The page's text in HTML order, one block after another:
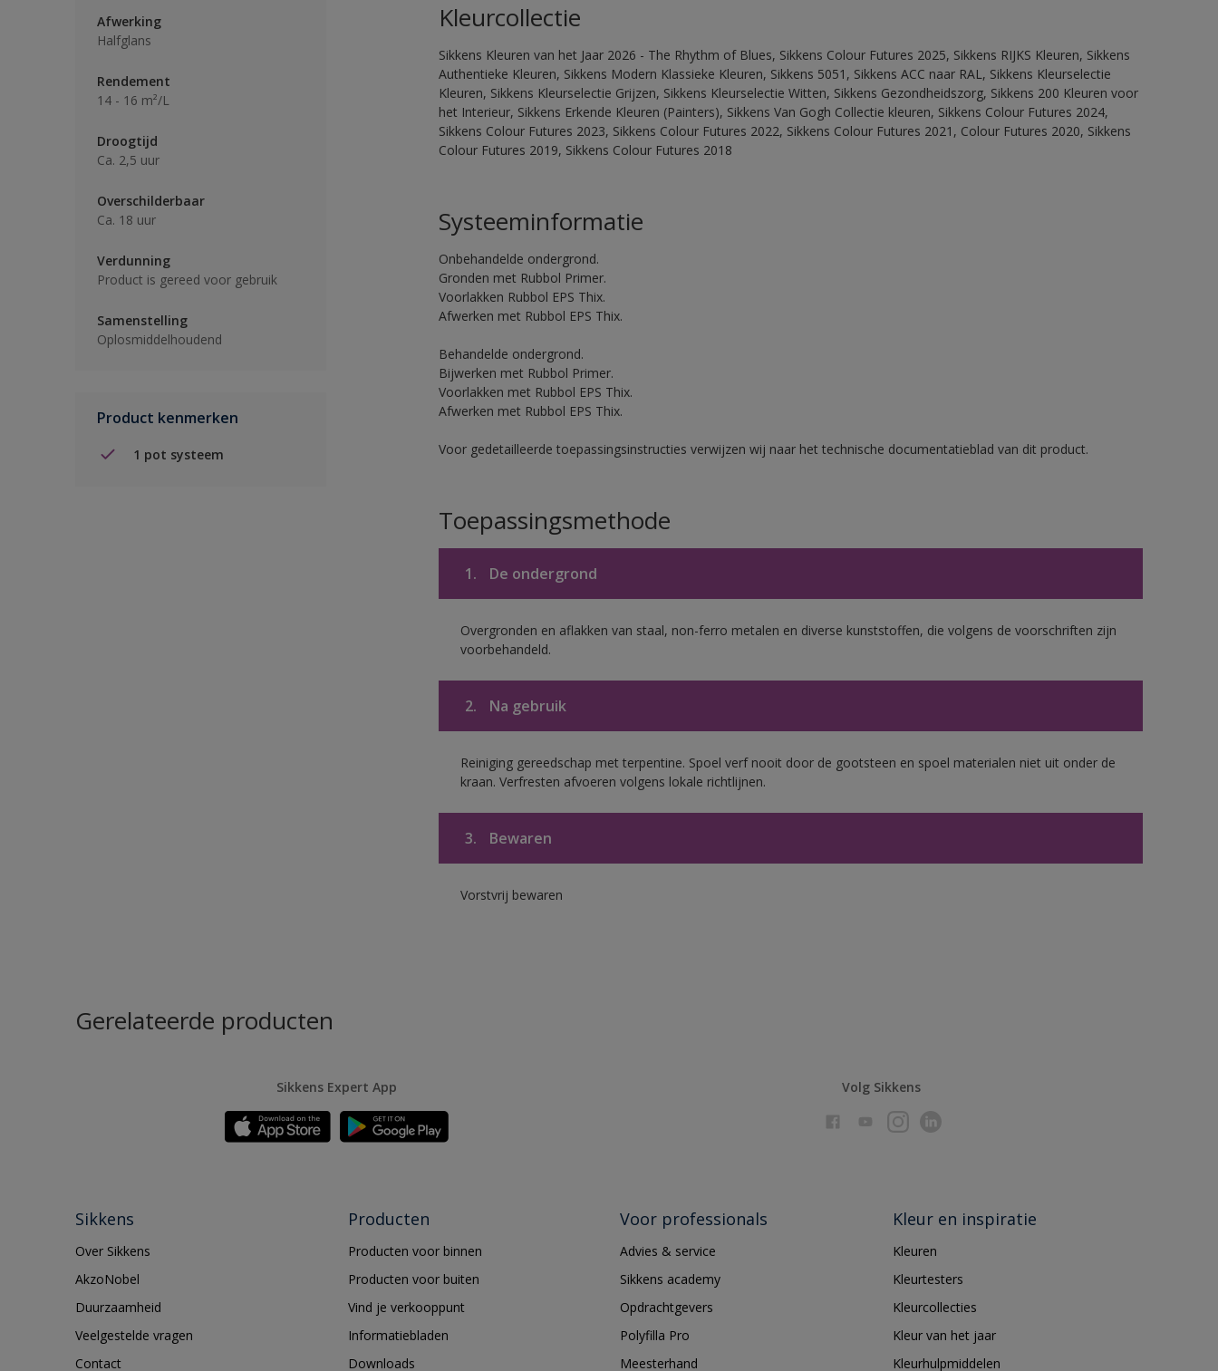
Afwerking
Halfglans
Rendement
14 - 16 m²/L
Droogtijd
Ca. 2,5 uur
Overschilderbaar
Ca. 18 uur
Verdunning
Product is gereed voor gebruik
Samenstelling
Oplosmiddelhoudend
Product kenmerken
1 pot systeem
Kleurcollectie
Sikkens Kleuren van het Jaar 2026 - The Rhythm of Blues, Sikkens Colour Futures 2025, Sikkens RIJKS Kleuren, Sikkens
Authentieke Kleuren, Sikkens Modern Klassieke Kleuren, Sikkens 5051, Sikkens ACC naar RAL, Sikkens Kleurselectie
Kleuren, Sikkens Kleurselectie Grijzen, Sikkens Kleurselectie Witten, Sikkens Gezondheidszorg, Sikkens 200 Kleuren voor
het Interieur, Sikkens Erkende Kleuren (Painters), Sikkens Van Gogh Collectie kleuren, Sikkens Colour Futures 2024,
Sikkens Colour Futures 2023, Sikkens Colour Futures 2022, Sikkens Colour Futures 2021, Colour Futures 2020, Sikkens
Colour Futures 2019, Sikkens Colour Futures 2018
Systeeminformatie
Onbehandelde ondergrond.
Gronden met Rubbol Primer.
Voorlakken Rubbol EPS Thix.
Afwerken met Rubbol EPS Thix.
Behandelde ondergrond.
Bijwerken met Rubbol Primer.
Voorlakken met Rubbol EPS Thix.
Afwerken met Rubbol EPS Thix.
Voor gedetailleerde toepassingsinstructies verwijzen wij naar het technische documentatieblad van dit product.
Toepassingsmethode
1. De ondergrond
Overgronden en aflakken van staal, non-ferro metalen en diverse kunststoffen, die volgens de voorschriften zijn
voorbehandeld.
2. Na gebruik
Reiniging gereedschap met terpentine. Spoel verf nooit door de gootsteen en spoel materialen niet uit onder de
kraan. Verfresten afvoeren volgens lokale richtlijnen.
3. Bewaren
Vorstvrij bewaren
Gerelateerde producten
Sikkens Expert App Volg Sikkens
Sikkens
Over Sikkens
AkzoNobel
Duurzaamheid
Veelgestelde vragen
Contact
Producten
Producten voor binnen
Producten voor buiten
Vind je verkooppunt
Informatiebladen
Downloads
Voor professionals
Advies & service
Sikkens academy
Opdrachtgevers
Polyfilla Pro
Meesterhand
Kleur en inspiratie
Kleuren
Kleurtesters
Kleurcollecties
Kleur van het jaar
Kleurhulpmiddelen